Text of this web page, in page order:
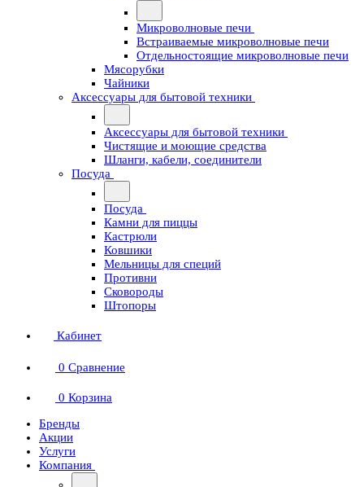
Микроволновые печи
Встраиваемые микроволновые печи
Отдельностоящие микроволновые печи
Мясорубки
Чайники
Аксессуары для бытовой техники
Аксессуары для бытовой техники
Чистящие и моющие средства
Шланги, кабели, соединители
Посуда
Посуда
Камни для пиццы
Кастрюли
Ковшики
Мельницы для специй
Противни
Сковороды
Штопоры
Кабинет
0 Сравнение
0 Корзина
Бренды
Акции
Услуги
Компания